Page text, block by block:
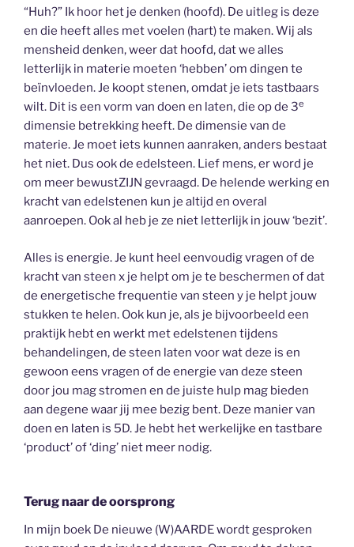
“Huh?” Ik hoor het je denken (hoofd). De uitleg is deze
en die heeft alles met voelen (hart) te maken. Wij als
mensheid denken, weer dat hoofd, dat we alles
letterlijk in materie moeten ‘hebben’ om dingen te
beïnvloeden. Je koopt stenen, omdat je iets tastbaars
wilt. Dit is een vorm van doen en laten, die op de 3e
dimensie betrekking heeft. De dimensie van de
materie. Je moet iets kunnen aanraken, anders bestaat
het niet. Dus ook de edelsteen. Lief mens, er word je
om meer bewustZIJN gevraagd. De helende werking en
kracht van edelstenen kun je altijd en overal
aanroepen. Ook al heb je ze niet letterlijk in jouw ‘bezit’.
Alles is energie. Je kunt heel eenvoudig vragen of de
kracht van steen x je helpt om je te beschermen of dat
de energetische frequentie van steen y je helpt jouw
stukken te helen. Ook kun je, als je bijvoorbeeld een
praktijk hebt en werkt met edelstenen tijdens
behandelingen, de steen laten voor wat deze is en
gewoon eens vragen of de energie van deze steen
door jou mag stromen en de juiste hulp mag bieden
aan degene waar jij mee bezig bent. Deze manier van
doen en laten is 5D. Je hebt het werkelijke en tastbare
‘product’ of ‘ding’ niet meer nodig.
Terug naar de oorsprong
In mijn boek De nieuwe (W)AARDE wordt gesproken